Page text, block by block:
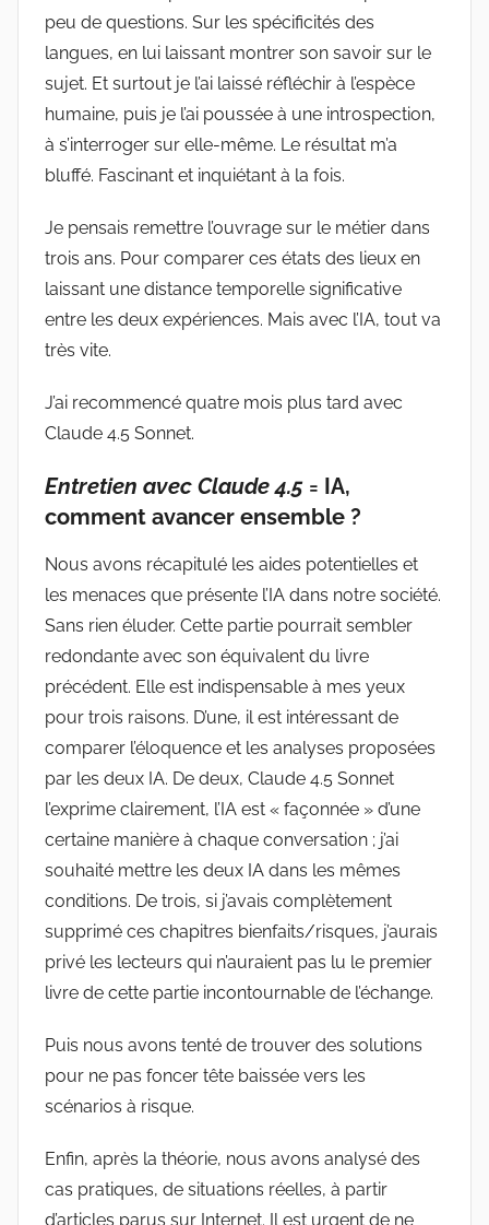
peu de questions. Sur les spécificités des
langues, en lui laissant montrer son savoir sur le
sujet. Et surtout je l’ai laissé réfléchir à l’espèce
humaine, puis je l’ai poussée à une introspection,
à s’interroger sur elle-même. Le résultat m’a
bluffé. Fascinant et inquiétant à la fois.
Je pensais remettre l’ouvrage sur le métier dans
trois ans. Pour comparer ces états des lieux en
laissant une distance temporelle significative
entre les deux expériences. Mais avec l’IA, tout va
très vite.
J’ai recommencé quatre mois plus tard avec
Claude 4.5 Sonnet.
Entretien avec Claude 4.5 = IA,
comment avancer ensemble ?
Nous avons récapitulé les aides potentielles et
les menaces que présente l’IA dans notre société.
Sans rien éluder. Cette partie pourrait sembler
redondante avec son équivalent du livre
précédent. Elle est indispensable à mes yeux
pour trois raisons. D’une, il est intéressant de
comparer l’éloquence et les analyses proposées
par les deux IA. De deux, Claude 4.5 Sonnet
l’exprime clairement, l’IA est « façonnée » d’une
certaine manière à chaque conversation ; j’ai
souhaité mettre les deux IA dans les mêmes
conditions. De trois, si j’avais complètement
supprimé ces chapitres bienfaits/risques, j’aurais
privé les lecteurs qui n’auraient pas lu le premier
livre de cette partie incontournable de l’échange.
Puis nous avons tenté de trouver des solutions
pour ne pas foncer tête baissée vers les
scénarios à risque.
Enfin, après la théorie, nous avons analysé des
cas pratiques, de situations réelles, à partir
d’articles parus sur Internet. Il est urgent de ne